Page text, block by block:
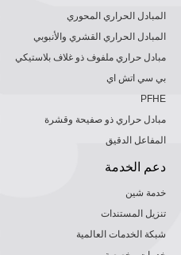
المبادل الحراري المحوري
المبادل الحراري القشري والأنبوبي
مبادل حراري ملفوف ذو غلاف بلاستيكي
بي سي اتش اي
PFHE
مبادل حراري ذو صفيحة وقشرة
المفاعل الدقيق
دعم الخدمة
خدمة شين
تنزيل المستندات
شبكة الخدمات العالمية